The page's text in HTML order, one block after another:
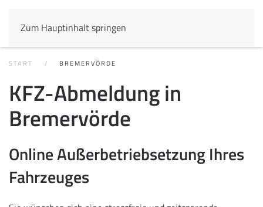
Zum Hauptinhalt springen
START BREMERVÖRDE
KFZ-Abmeldung in
Bremervörde
Online Außerbetriebsetzung Ihres
Fahrzeuges